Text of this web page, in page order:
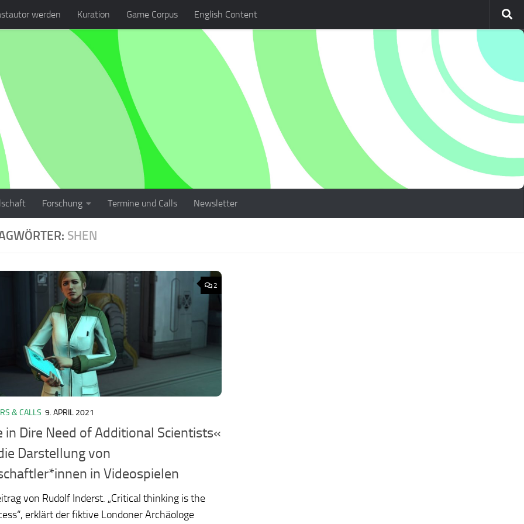
werden Kuration Game Corpus English Content
Forschung Termine und Calls Newsletter
SHEN
2
& CALLS 9. APRIL 2021
in Dire Need of Additional Scientists«
Darstellung von
in Videospielen
von Rudolf Inderst. „Critical thinking is the
erklärt der fiktive Londoner Archäologe
ludo2026/